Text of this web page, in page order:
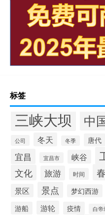
标签
三峡大坝 中
公司 冬天 冬季 唐代
宜昌 宜昌市 峡谷
文化 旅游 时间
景区
景点 梦幻西游
游船 游轮 疫情 白帝